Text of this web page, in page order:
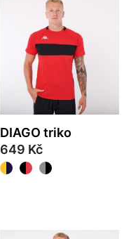
DIAGO triko
649 Kč